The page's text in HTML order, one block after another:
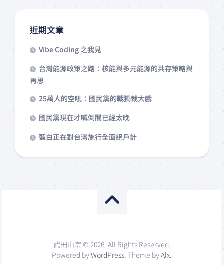
近期文章
Vibe Coding 之我見
台灣能源政策之路：核能與多元能源的共存策略與
再思
25萬人的空吼：國民黨的戰獨裁大戲
國民黨現在才喊倒閣已經太晚
藍白正在對台灣施行全面絕戶計
武田山宗 © 2026. All Rights Reserved.
Powered byWordPress. Theme byAlx.